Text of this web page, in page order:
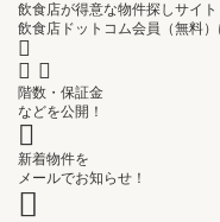
飲食店が得意な物件探しサイト
飲食店ドットコム会員（無料）
階数・保証金
などを公開！
新着物件を
メールでお知らせ！